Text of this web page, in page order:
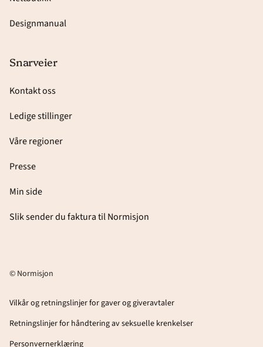
Designmanual
Snarveier
Kontakt oss
Ledige stillinger
Våre regioner
Presse
Min side
Slik sender du faktura til Normisjon
© Normisjon
Vilkår og retningslinjer for gaver og giveravtaler
Retningslinjer for håndtering av seksuelle krenkelser
Personvernerklæring